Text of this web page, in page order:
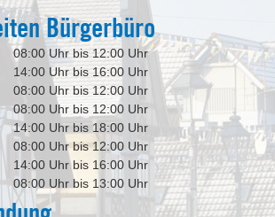
Bürgerbüro
08:00 Uhr bis 12:00 Uhr
14:00 Uhr bis 16:00 Uhr
08:00 Uhr bis 12:00 Uhr
08:00 Uhr bis 12:00 Uhr
14:00 Uhr bis 18:00 Uhr
08:00 Uhr bis 12:00 Uhr
14:00 Uhr bis 16:00 Uhr
08:00 Uhr bis 13:00 Uhr